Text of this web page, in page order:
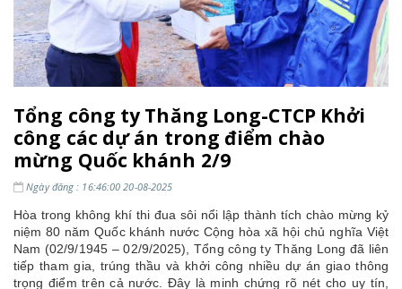
Tổng công ty Thăng Long-CTCP Khởi
công các dự án trong điểm chào
mừng Quốc khánh 2/9
Ngày đăng : 16:46:00 20-08-2025
Hòa trong không khí thi đua sôi nổi lập thành tích chào mừng kỷ
niệm 80 năm Quốc khánh nước Cộng hòa xã hội chủ nghĩa Việt
Nam (02/9/1945 – 02/9/2025), Tổng công ty Thăng Long đã liên
tiếp tham gia, trúng thầu và khởi công nhiều dự án giao thông
trọng điểm trên cả nước. Đây là minh chứng rõ nét cho uy tín,